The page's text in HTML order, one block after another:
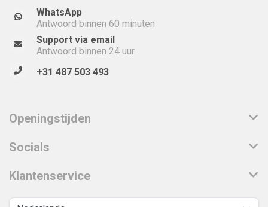
WhatsApp
Antwoord binnen 60 minuten
Support via email
Antwoord binnen 24 uur
+31 487 503 493
Openingstijden
Socials
Klantenservice